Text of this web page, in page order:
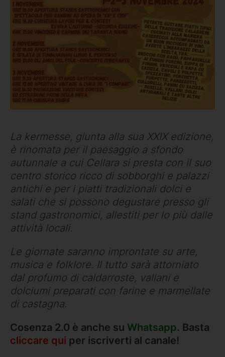
La kermesse, giunta alla sua XXIX edizione,
è rinomata per il paesaggio a sfondo
autunnale a cui Cellara si presta con il suo
centro storico ricco di sobborghi e palazzi
antichi e per i piatti tradizionali dolci e
salati che si possono degustare presso gli
stand gastronomici, allestiti per lo più dalle
attività locali.
Le giornate saranno improntate su arte,
musica e folklore. Il tutto sarà attorniato
dal profumo di caldarroste, vallani e
dolciumi preparati con farine e marmellate
di castagna.
Cosenza 2.0 è anche su Whatsapp. Basta
cliccare qui per iscriverti al canale!